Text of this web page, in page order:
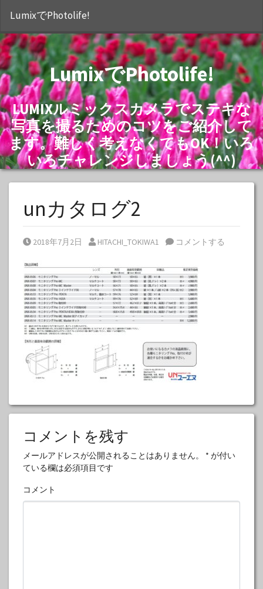
LumixでPhotolife!
LumixでPhotolife!
LUMIXルミックスカメラでステキな
写真を撮るためのコツをご紹介して
ます。難しく考えなくてもOK！いろ
いろチャレンジしましょう(^^)
unカタログ2
Posted on
2018年7月2日 Posted by
HITACHI_TOKIWA1 コメントする
コメントを残す
メールアドレスが公開されることはありません。 * が付い
ている欄は必須項目です
コメント